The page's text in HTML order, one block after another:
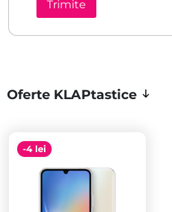
Oferte KLAPtastice
-4 lei